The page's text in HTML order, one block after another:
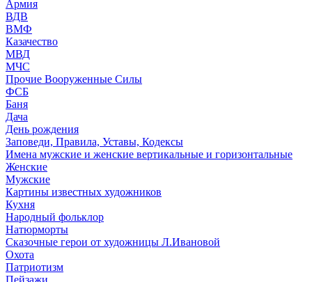
Армия
ВДВ
ВМФ
Казачество
МВД
МЧС
Прочие Вооруженные Силы
ФСБ
Баня
Дача
День рождения
Заповеди, Правила, Уставы, Кодексы
Имена мужские и женские вертикальные и горизонтальные
Женские
Мужские
Картины известных художников
Кухня
Народный фольклор
Натюрморты
Сказочные герои от художницы Л.Ивановой
Охота
Патриотизм
Пейзажи